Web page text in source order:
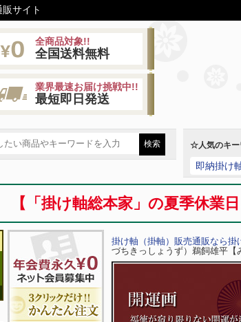
サイト
全商品対象!!
全国送料無料
業界最速お届け挑戦中!!
最短即日発送
☆人気のキー
即納掛け
【「掛け軸総本家」の夏季休
掛け軸（掛軸）販売通販なら掛
づちきっしょうず）鵜飼雄平